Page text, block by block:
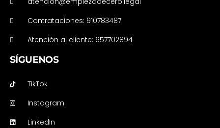
Contrataciones: 910783487
Atención al cliente: 657702894
SÍGUENOS
TikTok
Instagram
LinkedIn